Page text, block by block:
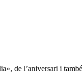
de l’aniversari i